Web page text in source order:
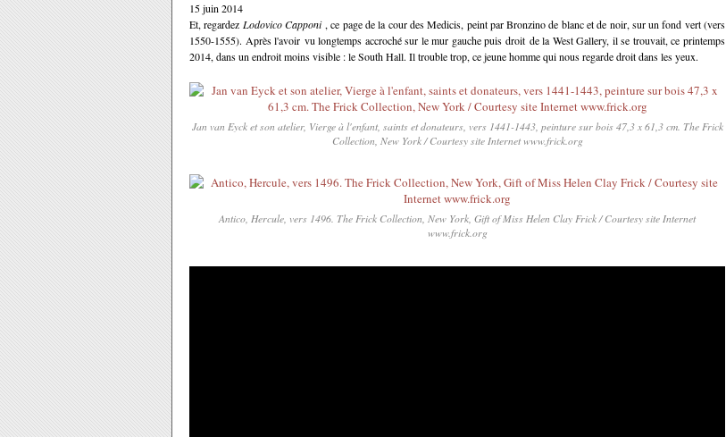
15 juin 2014
Et, regardez Lodovico Capponi, ce page de la cour des Medicis, peint par Bronzino de blanc et de noir, sur un fond vert (vers
1550-1555). Après l'avoir vu longtemps accroché sur le mur gauche puis droit de la West Gallery, il se trouvait, ce printemps
2014, dans un endroit moins visible : le South Hall. Il trouble trop, ce jeune homme qui nous regarde droit dans les yeux.
Jan van Eyck et son atelier, Vierge à l'enfant, saints et donateurs, vers 1441-1443, peinture sur bois 47,3 x 61,3 cm. The Frick
Collection, New York / Courtesy site Internet www.frick.org
Antico, Hercule, vers 1496. The Frick Collection, New York, Gift of Miss Helen Clay Frick / Courtesy site Internet
www.frick.org